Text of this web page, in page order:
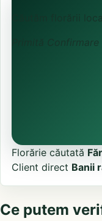
Căutăm florării
Confirmare
Florărie căutată
Client direct Banii
Ce putem